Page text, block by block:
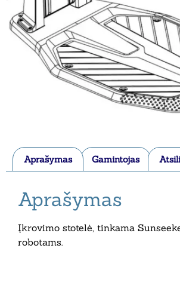
Aprašymas Gamintojas
Aprašymas
Įkrovimo stotelė, tinkama
robotams.